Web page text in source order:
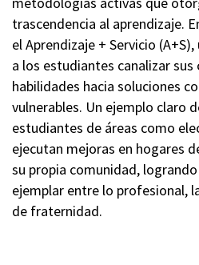
trascendencia al aprendizaje.
el Aprendizaje + Servicio
a los estudiantes canalizar
habilidades hacia soluciones
vulnerables. Un ejemplo claro
estudiantes de áreas como
ejecutan mejoras en hogares
su propia comunidad,
ejemplar entre lo profesional,
de fraternidad.